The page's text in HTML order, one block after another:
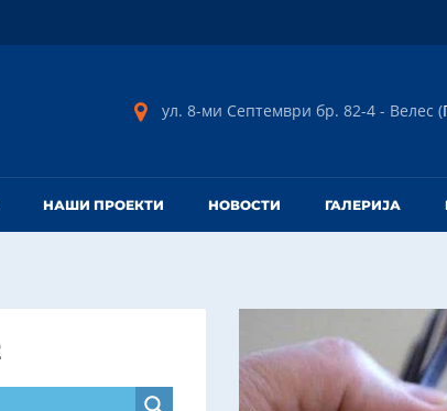
ул. 8-ми Септември бр. 82-4 - Велес (
НАШИ ПРОЕКТИ НОВОСТИ ГАЛЕРИЈА